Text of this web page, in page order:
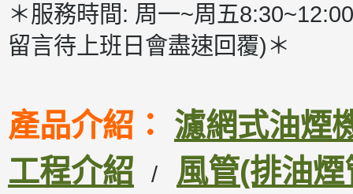
＊服務時間: 周一~周五
留言待上班日會盡速回覆)＊
產品介紹： 濾網式油煙
工程介紹
/ 風管(排油煙